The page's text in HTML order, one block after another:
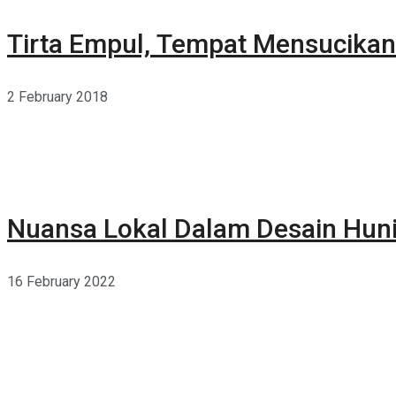
Tirta Empul, Tempat
2 February 2018
Nuansa Lokal Dalam Desain
16 February 2022